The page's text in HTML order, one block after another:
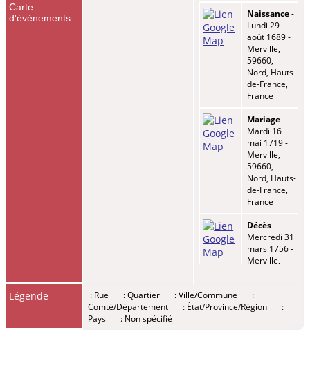
Carte
d'événements
Naissance-
Lundi 29
août 1689 -
Merville,
59660,
Nord, Hauts-
de-France,
France
Mariage-
Mardi 16
mai 1719 -
Merville,
59660,
Nord, Hauts-
de-France,
France
Décès-
Mercredi 31
mars 1756 -
Merville,
de-France,
France
Légende : Rue : Quartier : Ville/Commune
:
Comté/Département
: État/Province/Région
:
Pays
: Non spécifié